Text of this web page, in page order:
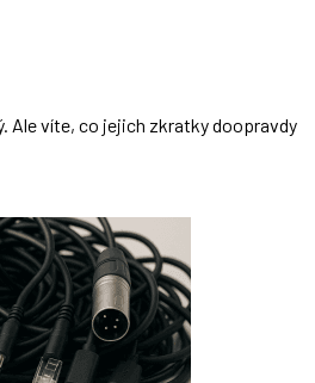
Ale víte, co jejich zkratky doopravdy